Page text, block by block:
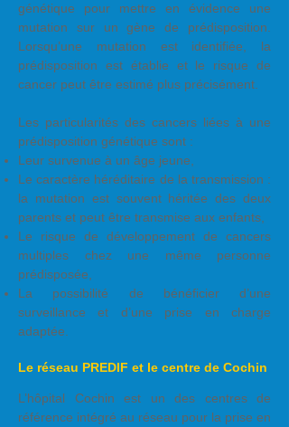
génétique pour mettre en évidence une
mutation sur un gène de prédisposition.
Lorsqu’une mutation est identifiée, la
prédisposition est établie et le risque de
cancer peut être estimé plus précisément.
Les particularités des cancers liées à une
prédisposition génétique sont :
Leur survenue à un âge jeune,
Le caractère héréditaire de la transmission :
la mutation est souvent héritée des deux
parents et peut être transmise aux enfants,
Le risque de développement de cancers
multiples chez une même personne
prédisposée,
La possibilité de bénéficier d’une
surveillance et d’une prise en charge
adaptée.
Le réseau PREDIF et le centre de Cochin
L’hôpital Cochin est un des centres de
référence intégré au réseau pour la prise en